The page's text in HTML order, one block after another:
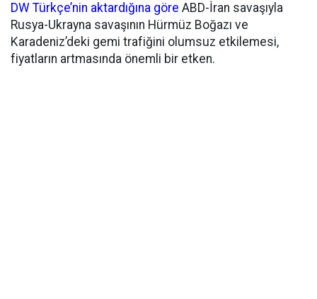
DW Türkçe’nin aktardığına göre ABD-İran savaşıyla
Rusya-Ukrayna savaşının Hürmüz Boğazı ve
Karadeniz’deki gemi trafiğini olumsuz etkilemesi,
fiyatların artmasında önemli bir etken.